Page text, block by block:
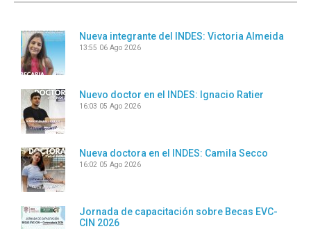
Nueva integrante del INDES: Victoria Almeida
13:55 06 Ago 2026
Nuevo doctor en el INDES: Ignacio Ratier
16:03 05 Ago 2026
Nueva doctora en el INDES: Camila Secco
16:02 05 Ago 2026
Jornada de capacitación sobre Becas EVC-
CIN 2026